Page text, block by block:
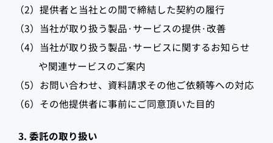
（2）提供者と当社との間で締結した契約の履行
（3）当社が取り扱う製品·サービスの提供·改善
（4）当社が取り扱う製品·サービスに関するお知らせ
や関連サービスのご案内
（5）お問い合わせ、資料請求その他ご依頼等への対応
（6）その他提供者に事前にご同意頂いた目的
3. 委託の取り扱い